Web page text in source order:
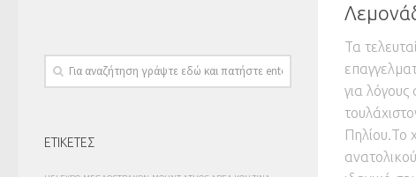
Τα
για
Πηλίου.Το
ΕΤΙΚΕΤΕΣ